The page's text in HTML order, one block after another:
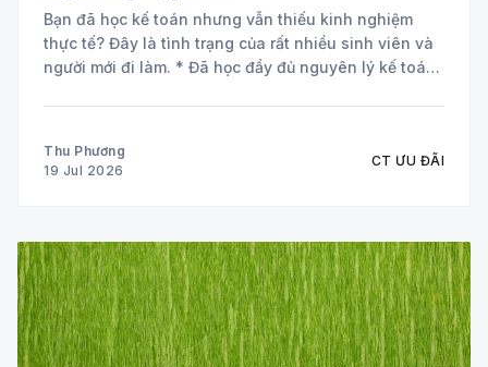
Bạn đã học kế toán nhưng vẫn thiếu kinh nghiệm
thực tế? Đây là tình trạng của rất nhiều sinh viên và
người mới đi làm. * Đã học đầy đủ nguyên lý kế toán
Thu Phương
19 Jul 2026
CT ƯU ĐÃI